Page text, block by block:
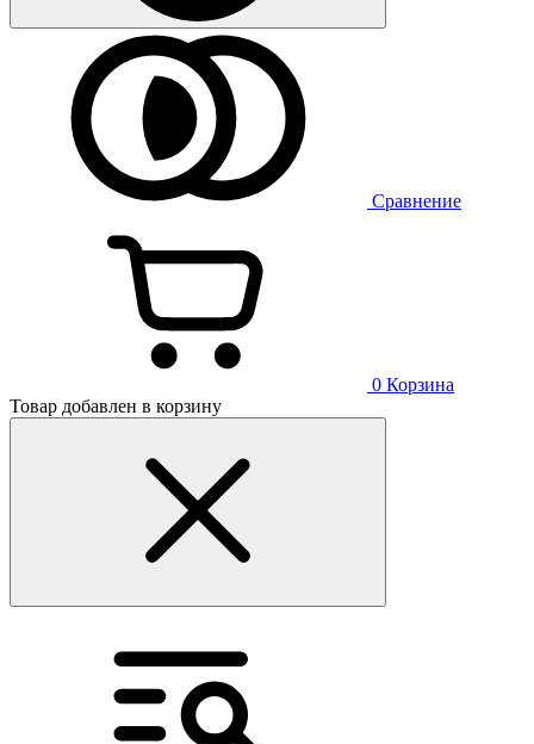
Сравнение
0 Корзина
Товар добавлен в корзину